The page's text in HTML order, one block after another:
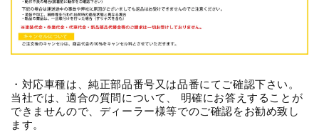
・対応車種は、純正部品番号又は品番にてご確認下さい。
当社では、適合の質問について、 明確にお答えすることが
できませんので、ディーラー様等でのご確認をお勧め致し
ます。